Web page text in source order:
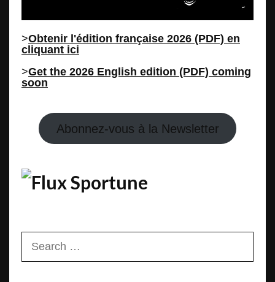
>Obtenir l'édition française 2026 (PDF) en
cliquant ici
>Get the 2026 English edition (PDF) coming
soon
Abonnez-vous à la Newsletter
Sportune
for: